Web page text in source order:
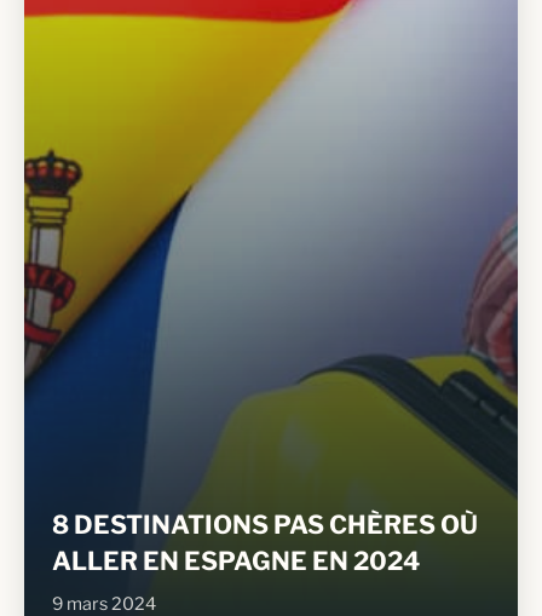
8 DESTINATIONS PAS CHÈRES OÙ
ALLER EN ESPAGNE EN 2024
9 mars 2024